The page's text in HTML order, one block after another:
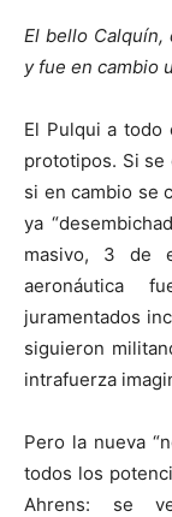
El bello
y fue en cambio
El Pulqui a
prototipos. Si se
si en cambio se
ya
masivo, 3 de
aeronáutica
juramentados
siguieron
intrafuerza
Pero la nueva
todos los
Ahrens: se